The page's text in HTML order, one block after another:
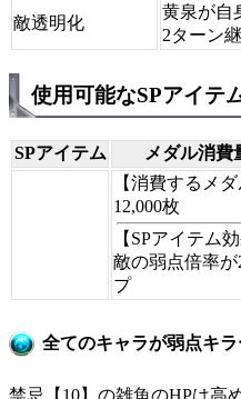
敵透明化
黄泉が自
2ターン
使用可能なSPアイテ
SPアイテム
メダル消費
【消費するメダ
12,000枚
【SPアイテム効
敵の弱点倍率が
プ
全てのキャラが弱点キ
禁忌【10】の雑魚のHPは高